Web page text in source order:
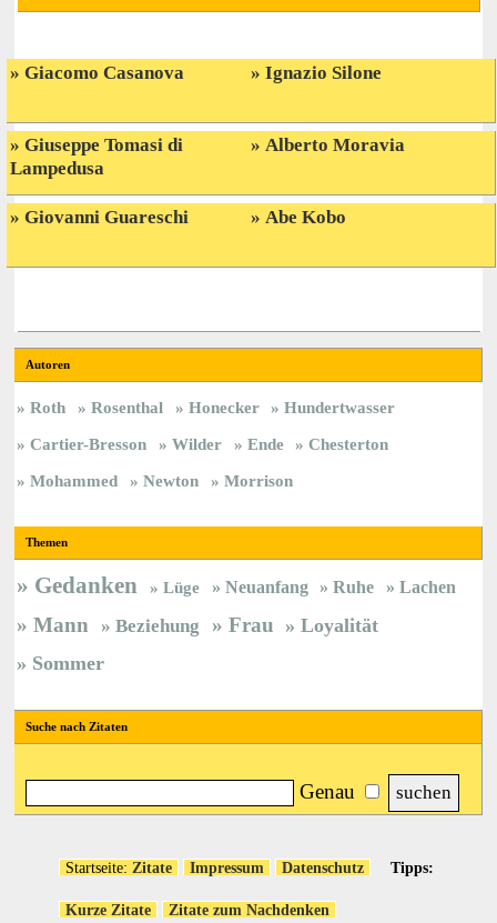
Giacomo Casanova
Giuseppe Tomasi di
Lampedusa
Giovanni Guareschi
Ignazio Silone
Alberto Moravia
Abe Kobo
Autoren
Roth Rosenthal Honecker
Hundertwasser
Cartier-Bresson
Wilder Ende
Chesterton
Mohammed
Newton Morrison
Themen
Gedanken Lüge Neuanfang Ruhe Lachen
Mann Beziehung Frau
Loyalität
Sommer
Suche nach Zitaten
Genau
Startseite: Zitate Impressum Datenschutz Tipps:
Kurze Zitate Zitate zum Nachdenken